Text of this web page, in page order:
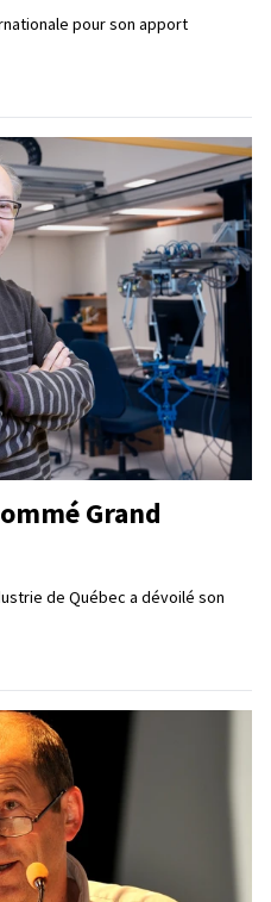
pour son apport
Grand
de Québec a dévoilé son